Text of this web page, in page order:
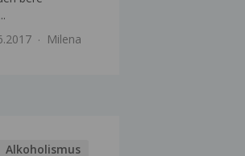
Milena
Alkoholismus